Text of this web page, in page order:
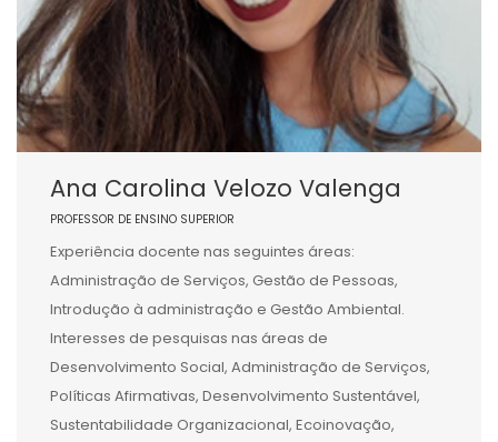
Ana Carolina Velozo Valenga
PROFESSOR DE ENSINO SUPERIOR
Experiência docente nas seguintes áreas:
Administração de Serviços, Gestão de Pessoas,
Introdução à administração e Gestão Ambiental.
Interesses de pesquisas nas áreas de
Desenvolvimento Social, Administração de Serviços,
Políticas Afirmativas, Desenvolvimento Sustentável,
Sustentabilidade Organizacional, Ecoinovação,